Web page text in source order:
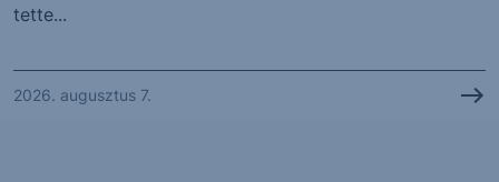
tette...
2026. augusztus 7.